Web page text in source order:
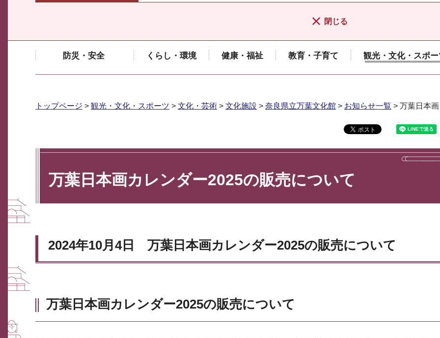
閉じる
防災・安全 くらし・環境 健康・福祉 教育・子育て 観光・文化・スポー
トップページ > 観光・文化・スポーツ > 文化・芸術 > 文化施設 > 奈良県立万葉文化館 > お知らせ一覧 > 万葉日本
万葉日本画カレンダー2025の販売について
2024年10月4日 万葉日本画カレンダー2025の販売について
万葉日本画カレンダー2025の販売について